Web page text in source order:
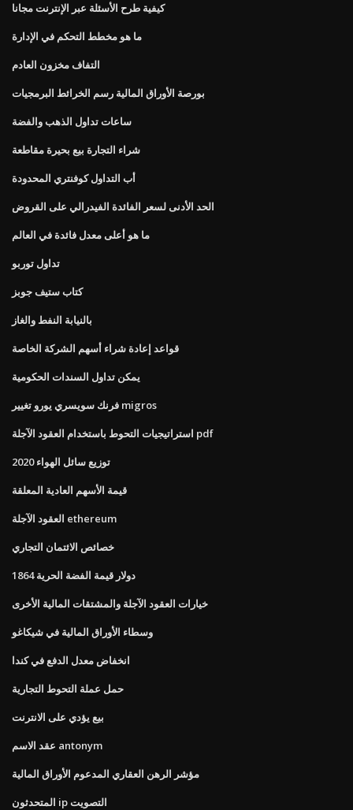
كيفية طرح الأسئلة عبر الإنترنت مجانا
ما هو مخطط التحكم في الإدارة
التفاف مخزون العادم
بورصة الأوراق المالية رسم الخرائط البرمجيات
ساعات تداول الذهب والفضة
شراء التجارة بيع بحيرة مقاطعة
أب التداول كوفنتري المحدودة
الحد الأدنى لسعر الفائدة الفيدرالي على القروض
ما هو أعلى معدل فائدة في العالم
تداول توربو
كتاب ستيف جوبز
بالنيابة النفط والغاز
قواعد إعادة شراء أسهم الشركة الخاصة
يمكن تداول السندات الحكومية
فرنك سويسري يورو تغيير migros
استراتيجيات التحوط باستخدام العقود الآجلة pdf
توزيع سائل الهواء 2020
قيمة الأسهم العادية المعلقة
العقود الآجلة ethereum
خصائص الائتمان التجاري
1864 دولار قيمة الفضة الحرية
خيارات العقود الآجلة والمشتقات المالية الأخرى
وسطاء الأوراق المالية في شيكاغو
انخفاض معدل الدفع في كندا
حمل عملة التحوط التجارية
بيع يؤدي على الانترنت
عقد الاسم antonym
مؤشر الرهن العقاري المدعوم الأوراق المالية
المتحدثون ip التصويت